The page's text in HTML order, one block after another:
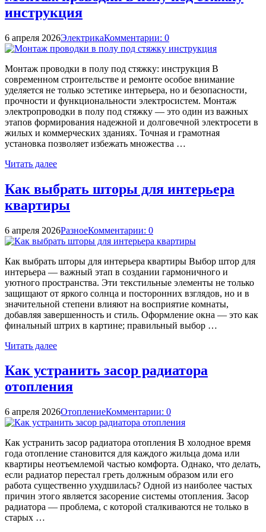
инструкция
6 апреля 2026ЭлектрикаКомментарии: 0
Монтаж проводки в полу под стяжку: инструкция В
современном строительстве и ремонте особое внимание
уделяется не только эстетике интерьера, но и безопасности,
прочности и функциональности электросистем. Монтаж
электропроводки в полу под стяжку — это один из важных
этапов формирования надежной и долговечной электросети в
жилых и коммерческих зданиях. Точная и грамотная
установка позволяет избежать множества …
Читать далее
Как выбрать шторы для интерьера
квартиры
6 апреля 2026РазноеКомментарии: 0
Как выбрать шторы для интерьера квартиры Выбор штор для
интерьера — важный этап в создании гармоничного и
уютного пространства. Эти текстильные элементы не только
защищают от яркого солнца и посторонних взглядов, но и в
значительной степени влияют на восприятие комнаты,
добавляя завершенность и стиль. Оформление окна — это как
финальный штрих в картине; правильный выбор …
Читать далее
Как устранить засор радиатора
отопления
6 апреля 2026ОтоплениеКомментарии: 0
Как устранить засор радиатора отопления В холодное время
года отопление становится для каждого жильца дома или
квартиры неотъемлемой частью комфорта. Однако, что делать,
если радиатор перестал греть должным образом или его
работа существенно ухудшилась? Одной из наиболее частых
причин этого является засорение системы отопления. Засор
радиатора — проблема, с которой сталкиваются не только в
старых …